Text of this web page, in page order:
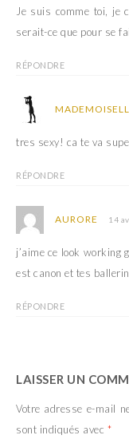
Je suis comme toi, je
serait-ce que pour se
RÉPONDRE
tres sexy! ca te va
RÉPONDRE
AURORE 14
j’aime ce look working
est canon et tes
RÉPONDRE
LAISSER UN
Votre adresse e-mail
sont indiqués avec *